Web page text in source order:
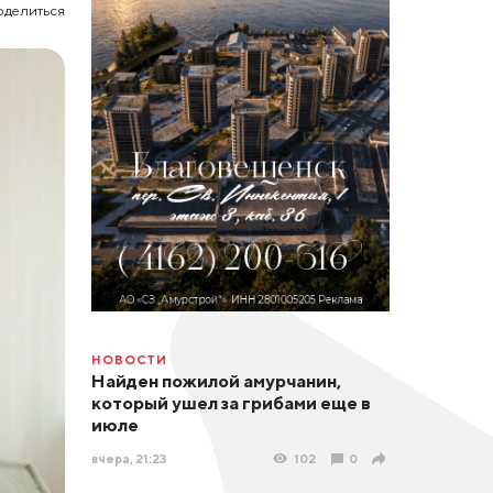
НОВОСТИ
Найден пожилой амурчанин,
который ушел за грибами еще в
июле
вчера, 21:23 102 0